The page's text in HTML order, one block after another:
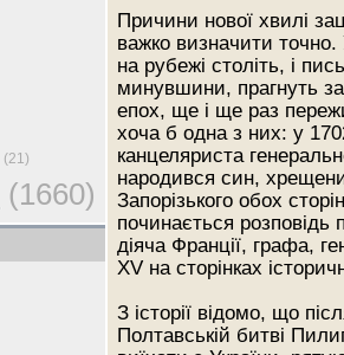
(21)
(1660)
Причини нової хвилі
важко визначити
на рубежі століть, і
минувшини, прагнуть
епох, ще і ще раз
хоча б одна з них: у
канцеляриста
народився син,
Запорізького обох
починається
діяча Франції, графа,
XV на сторінках
З історії відомо, що
Полтавській битві